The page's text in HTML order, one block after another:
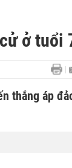
ở tuổi
thắng áp